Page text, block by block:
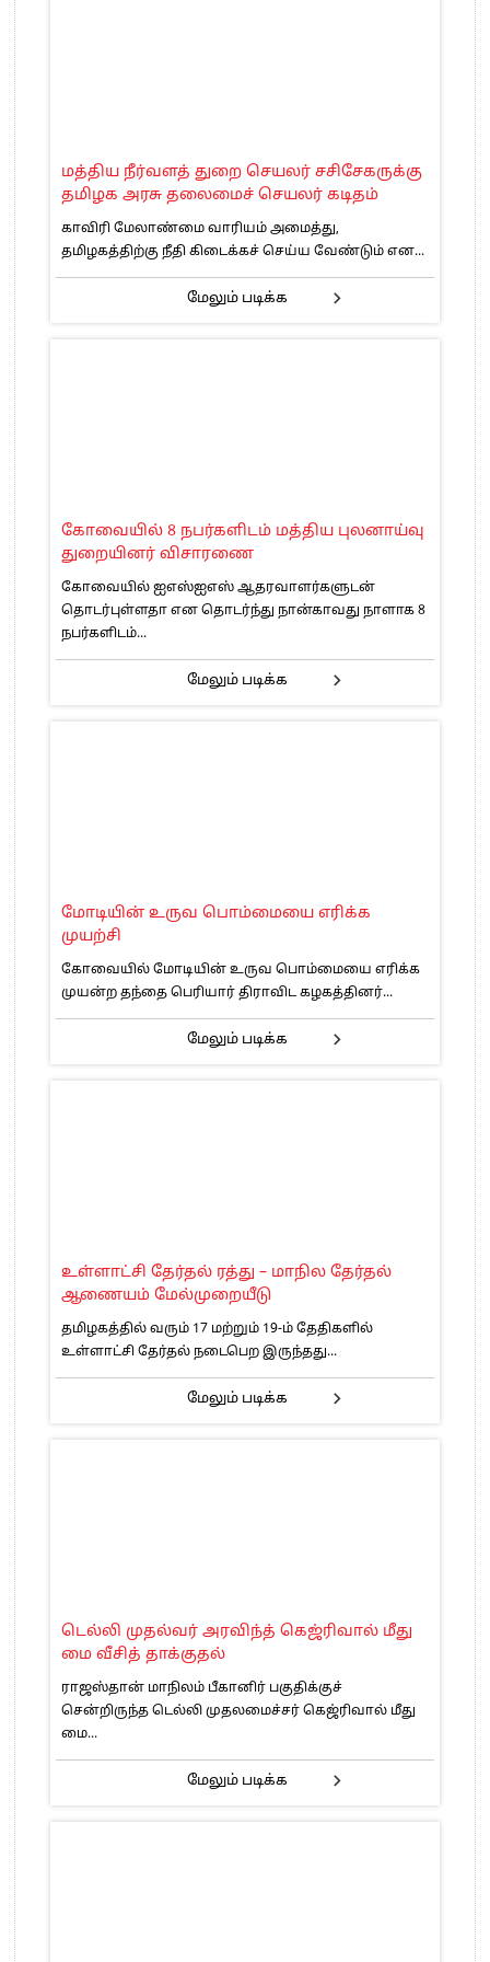
மத்திய நீர்வளத் துறை செயலர் சசிசேகருக்கு
தமிழக அரசு தலைமைச் செயலர் கடிதம்
காவிரி மேலாண்மை வாரியம் அமைத்து,
தமிழகத்திற்கு நீதி கிடைக்கச் செய்ய வேண்டும் என...
மேலும் படிக்க
கோவையில் 8 நபர்களிடம் மத்திய புலனாய்வு
துறையினர் விசாரணை
கோவையில் ஐஎஸ்ஐஎஸ் ஆதரவாளர்களுடன்
தொடர்புள்ளதா என தொடர்ந்து நான்காவது நாளாக 8
நபர்களிடம்...
மேலும் படிக்க
மோடியின் உருவ பொம்மையை எரிக்க
முயற்சி
கோவையில் மோடியின் உருவ பொம்மையை எரிக்க
முயன்ற தந்தை பெரியார் திராவிட கழகத்தினர்...
மேலும் படிக்க
உள்ளாட்சி தேர்தல் ரத்து – மாநில தேர்தல்
ஆணையம் மேல்முறையீடு
தமிழகத்தில் வரும் 17 மற்றும் 19-ம் தேதிகளில்
உள்ளாட்சி தேர்தல் நடைபெற இருந்தது...
மேலும் படிக்க
டெல்லி முதல்வர் அரவிந்த் கெஜ்ரிவால் மீது
மை வீசித் தாக்குதல்
ராஜஸ்தான் மாநிலம் பீகானிர் பகுதிக்குச்
சென்றிருந்த டெல்லி முதலமைச்சர் கெஜ்ரிவால் மீது
மை...
மேலும் படிக்க